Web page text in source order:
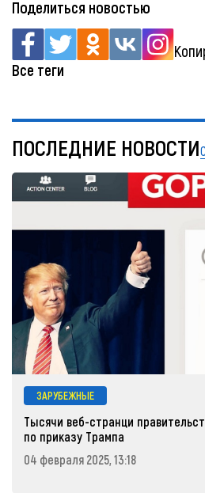
Поделиться новостью
Все теги
ПОСЛЕДНИЕ НОВОСТИ
ЗАРУБЕЖНЫЕ
Тысячи веб-странци
по приказу Трампа
04 февраля 2025, 13:18